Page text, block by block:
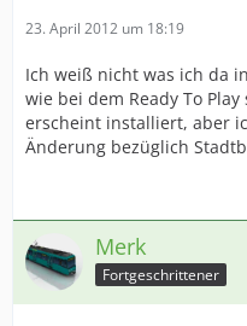
23. April 2012 um 18:19
Ich weiß nicht was ich da
wie bei dem Ready To
erscheint installiert, aber
Änderung bezüglich
Merk
Fortgeschrittener